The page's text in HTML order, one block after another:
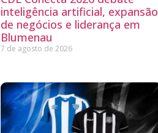
inteligência artificial, expansão
de negócios e liderança em
Blumenau
7 de agosto de 2026